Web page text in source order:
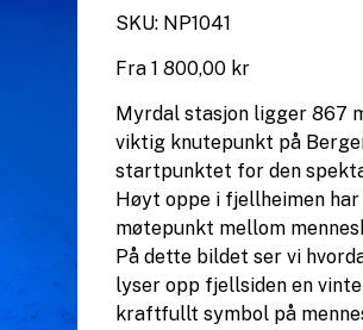
SKU: SKU
NP1041
NP1041
Fra Pris
1 800,00 kr
Myrdal stasjon ligger 867
viktig knutepunkt på
startpunktet for den
Høyt oppe i fjellheimen
møtepunkt mellom
På dette bildet ser vi
lyser opp fjellsiden en
kraftfullt symbol på